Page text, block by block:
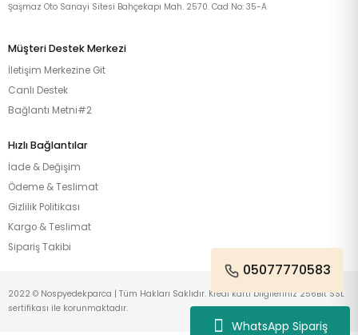
WhatsApp Sipariş
Şaşmaz Oto Sanayi Sitesi Bahçekapı Mah. 2570. Cad No: 35-A
Müşteri Destek Merkezi
İletişim Merkezine Git
Canlı Destek
Bağlantı Metni#2
Hızlı Bağlantılar
İade & Değişim
Ödeme & Teslimat
Gizlilik Politikası
Kargo & Teslimat
Sipariş Takibi
05077770583
2022 © Nospyedekparca | Tüm Hakları Saklıdır. Kredi kartı bilgileriniz 256Bit SSL
sertifikası ile korunmaktadır.